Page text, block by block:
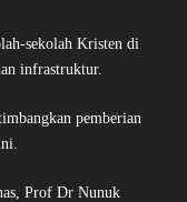
sekolah Kristen di
infrastruktur.
pemberian
Prof Dr Nunuk